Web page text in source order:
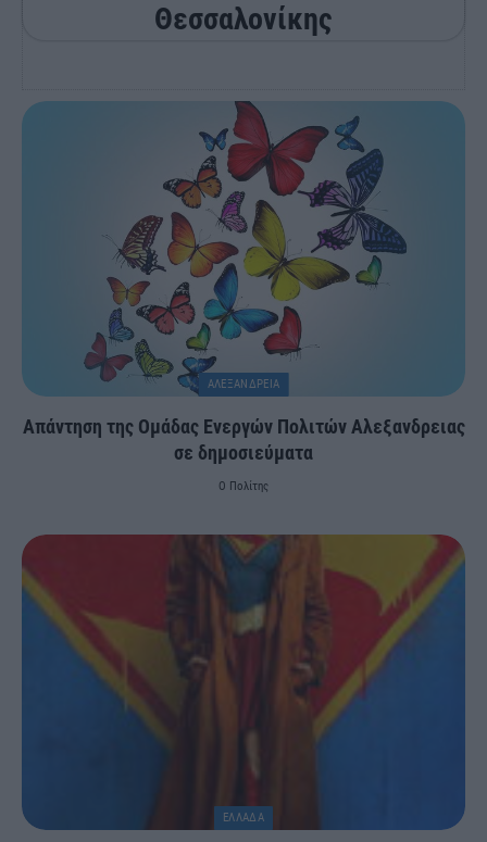
ΑΛΕΞΑΝΔΡΕΙΑ
Απάντηση της Ομάδας Ενεργών Πολιτών Αλεξανδρειας
σε δημοσιεύματα
Ο Πολίτης
ΕΛΛΑΔΑ
Θεσσαλονίκης